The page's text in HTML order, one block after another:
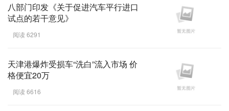
八部门印发《关于促进汽车平行进口
试点的若干意见》
阅读 6291
天津港爆炸受损车“洗白”流入市场 价
格便宜20万
阅读 6616